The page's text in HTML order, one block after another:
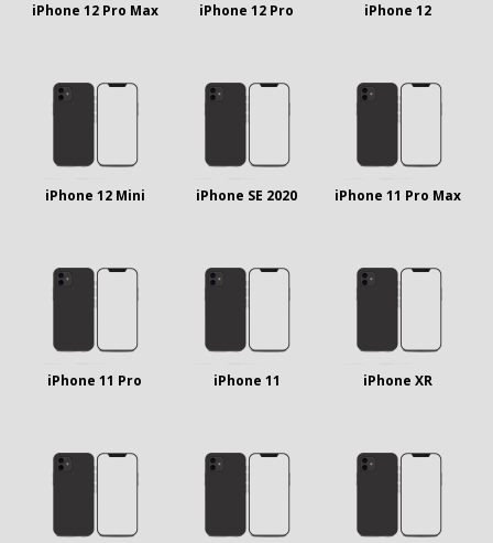
iPhone 12 Pro Max iPhone 12 Pro iPhone 12
iPhone 12 Mini iPhone SE 2020 iPhone 11 Pro Max
iPhone 11 Pro iPhone 11 iPhone XR